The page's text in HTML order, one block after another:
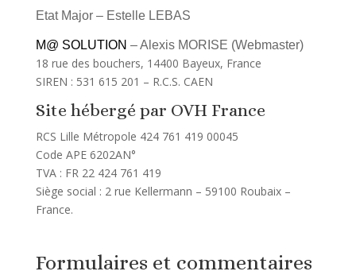
Etat Major – Estelle LEBAS
M@ SOLUTION – Alexis MORISE (Webmaster)
18 rue des bouchers, 14400 Bayeux, France
SIREN : 531 615 201 – R.C.S. CAEN
Site hébergé par OVH France
RCS Lille Métropole 424 761 419 00045
Code APE 6202AN°
TVA : FR 22 424 761 419
Siège social : 2 rue Kellermann – 59100 Roubaix –
France.
Formulaires et commentaires